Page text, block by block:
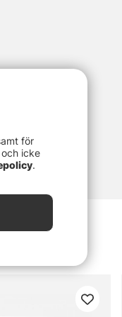
för
icke
.